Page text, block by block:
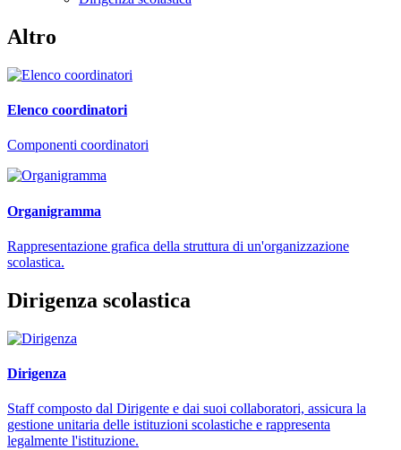
Altro
Elenco coordinatori
Componenti coordinatori
Organigramma
Rappresentazione grafica della struttura di un'organizzazione
scolastica.
Dirigenza scolastica
Dirigenza
Staff composto dal Dirigente e dai suoi collaboratori, assicura la
gestione unitaria delle istituzioni scolastiche e rappresenta
legalmente l'istituzione.